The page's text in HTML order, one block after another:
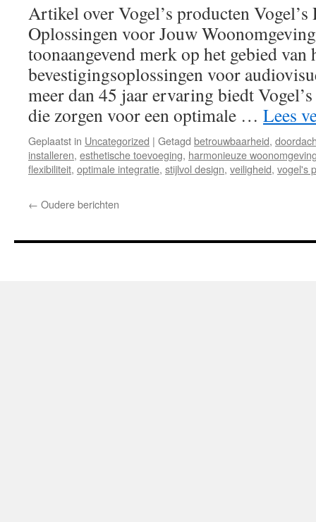
Artikel over Vogel’s producten
Oplossingen voor Jouw
toonaangevend merk op het gebied van
bevestigingsoplossingen voor
meer dan 45 jaar ervaring biedt
die zorgen voor een optimale … Lees
Geplaatst in Uncategorized | Getagd betrouwbaarheid,
installeren, esthetische toevoeging, harmonieuze
flexibiliteit, optimale integratie, stijlvol design, veiligheid, vogel's
← Oudere berichten